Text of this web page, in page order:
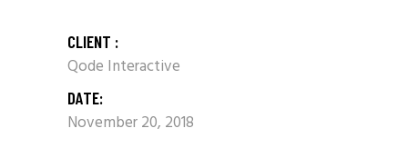
CLIENT :
Qode Interactive
DATE:
November 20, 2018